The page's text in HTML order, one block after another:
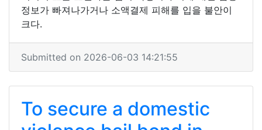
정보가 빠져나가거나 소액결제 피해를 입을 불안이
크다.
Submitted on 2026-06-03 14:21:55
To secure a domestic